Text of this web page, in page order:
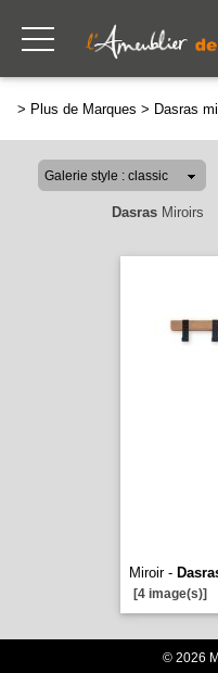
> Plus de Marques > Dasras
DasrasMiroirs
Miroir -
[4 image(s)]
© 2026